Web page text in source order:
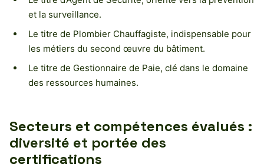
et la surveillance.
Le titre de Plombier Chauffagiste, indispensable pour
les métiers du second œuvre du bâtiment.
Le titre de Gestionnaire de Paie, clé dans le domaine
des ressources humaines.
Secteurs et compétences évalués :
diversité et portée des
certifications